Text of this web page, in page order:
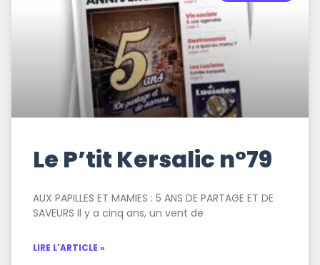
Le P’tit Kersalic n°79
AUX PAPILLES ET MAMIES : 5 ANS DE PARTAGE ET DE
SAVEURS Il y a cinq ans, un vent de
LIRE L'ARTICLE »